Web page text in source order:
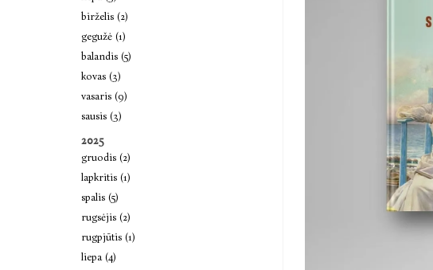
birželis (2)
gegužė (1)
balandis (5)
kovas (3)
vasaris (9)
sausis (3)
2025
gruodis (2)
lapkritis (1)
spalis (5)
rugsėjis (2)
rugpjūtis (1)
liepa (4)